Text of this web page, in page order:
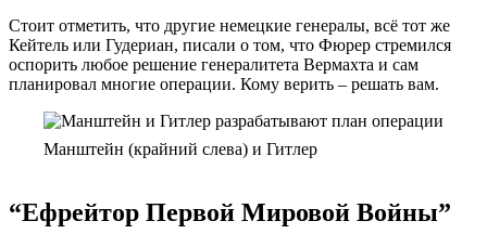
Стоит отметить, что другие немецкие генералы, всё тот же
Кейтель или Гудериан, писали о том, что Фюрер стремился
оспорить любое решение генералитета Вермахта и сам
планировал многие операции. Кому верить – решать вам.
Манштейн (крайний слева) и Гитлер
“Ефрейтор Первой Мировой Войны”